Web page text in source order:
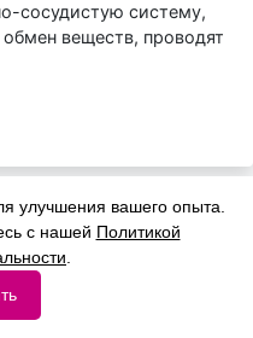
сосудистую систему,
веществ, проводят
улучшения вашего опыта.
с нашей Политикой